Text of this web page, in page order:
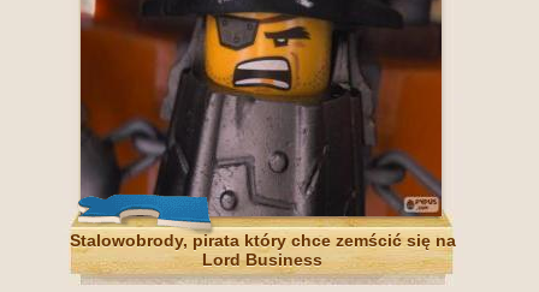
Stalowobrody, pirata który chce zemścić się na
Lord Business